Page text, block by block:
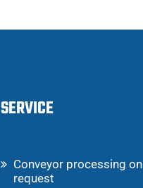
SERVICE
Conveyor processing on
request